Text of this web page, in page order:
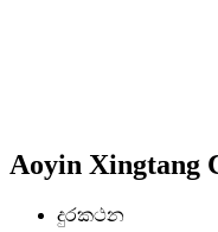
Aoyin Xingtang
දුරකථන